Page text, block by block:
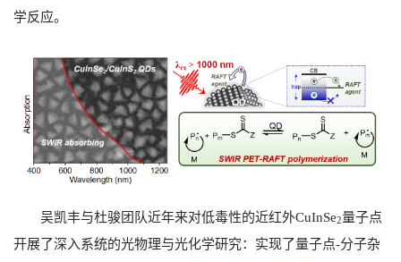
学反应。
吴凯丰与杜骏团队近年来对低毒性的近红外CuInSe2量子点
开展了深入系统的光物理与光化学研究：实现了量子点-分子杂